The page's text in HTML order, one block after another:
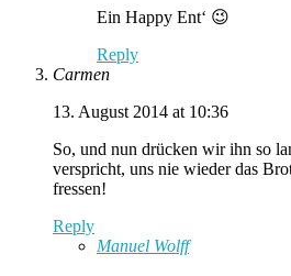
Ein Happy Ent‘ 😉
Reply
Carmen
13. August 2014 at 10:36
So, und nun drücken wir ihn so
verspricht, uns nie wieder das
fressen!
Reply
Manuel Wolff